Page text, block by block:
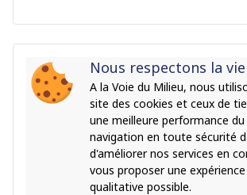
Nous respectons la
A la Voie du Milieu, nous
site des cookies et ceux de
une meilleure performance
navigation en toute sécurité
d'améliorer nos services en
vous proposer une
qualitative possible.